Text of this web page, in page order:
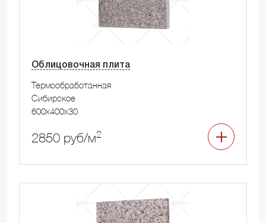
Облицовочная плита
Термообработанная
Сибирское
600x400x30
2850 руб/м2